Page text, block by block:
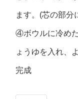
ます。(芯の部分
④ボウルに冷め
ょうゆを入れ、
完成